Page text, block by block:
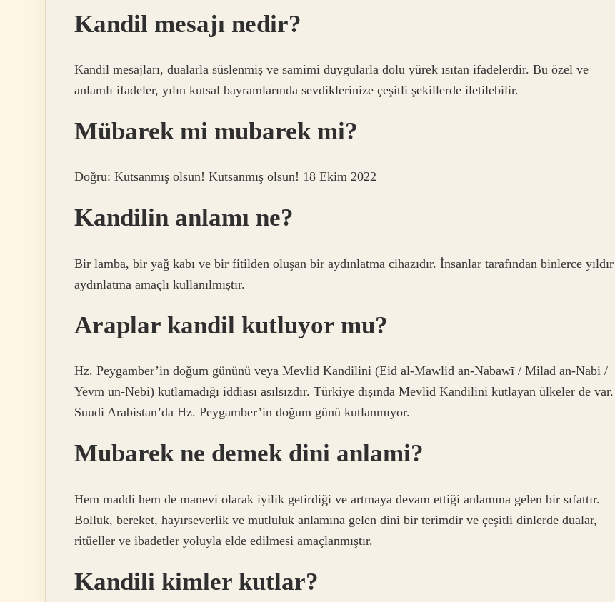
Kandil mesajı nedir?
Kandil mesajları, dualarla süslenmiş ve samimi duygularla dolu yürek ısıtan ifadelerdir. Bu özel ve
anlamlı ifadeler, yılın kutsal bayramlarında sevdiklerinize çeşitli şekillerde iletilebilir.
Mübarek mi mubarek mi?
Doğru: Kutsanmış olsun! Kutsanmış olsun! 18 Ekim 2022
Kandilin anlamı ne?
Bir lamba, bir yağ kabı ve bir fitilden oluşan bir aydınlatma cihazıdır. İnsanlar tarafından binlerce yıldır
aydınlatma amaçlı kullanılmıştır.
Araplar kandil kutluyor mu?
Hz. Peygamber’in doğum gününü veya Mevlid Kandilini (Eid al-Mawlid an-Nabawī / Milad an-Nabi /
Yevm un-Nebi) kutlamadığı iddiası asılsızdır. Türkiye dışında Mevlid Kandilini kutlayan ülkeler de var.
Suudi Arabistan’da Hz. Peygamber’in doğum günü kutlanmıyor.
Mubarek ne demek dini anlami?
Hem maddi hem de manevi olarak iyilik getirdiği ve artmaya devam ettiği anlamına gelen bir sıfattır.
Bolluk, bereket, hayırseverlik ve mutluluk anlamına gelen dini bir terimdir ve çeşitli dinlerde dualar,
ritüeller ve ibadetler yoluyla elde edilmesi amaçlanmıştır.
Kandili kimler kutlar?